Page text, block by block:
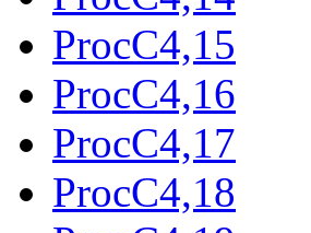
ProcC4,15
ProcC4,16
ProcC4,17
ProcC4,18